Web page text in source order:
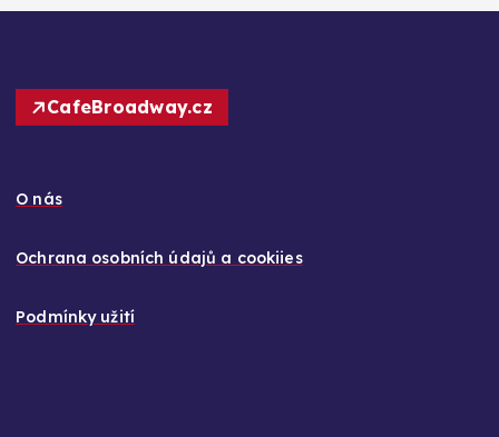
CafeBroadway.cz
O nás
Ochrana osobních údajů a cookiies
Podmínky užití